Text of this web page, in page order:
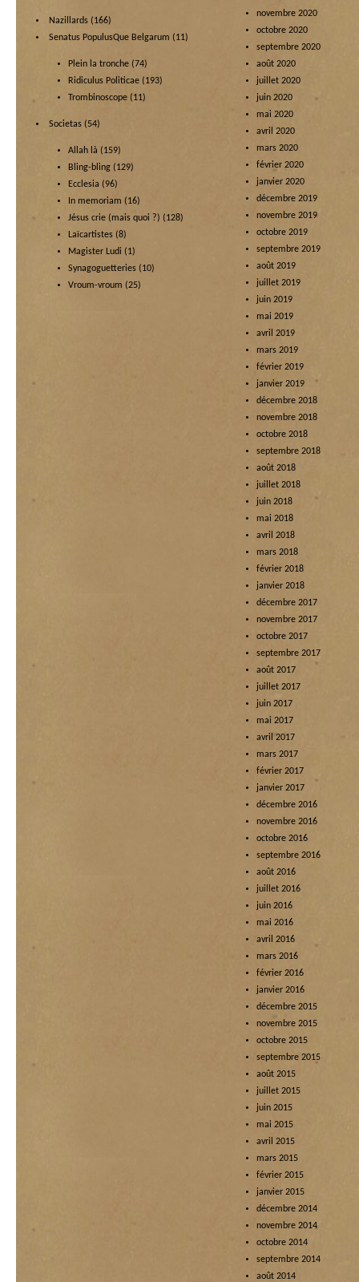
Nazillards (166)
Senatus PopulusQue Belgarum (11)
Plein la tronche (74)
Ridiculus Politicae (193)
Trombinoscope (11)
Societas (54)
Allah là (159)
Bling-bling (129)
Ecclesia (96)
In memoriam (16)
Jésus crie (mais quoi ?) (128)
Laïcartistes (8)
Magister Ludi (1)
Synagoguetteries (10)
Vroum-vroum (25)
novembre 2020
octobre 2020
septembre 2020
août 2020
juillet 2020
juin 2020
mai 2020
avril 2020
mars 2020
février 2020
janvier 2020
décembre 2019
novembre 2019
octobre 2019
septembre 2019
août 2019
juillet 2019
juin 2019
mai 2019
avril 2019
mars 2019
février 2019
janvier 2019
décembre 2018
novembre 2018
octobre 2018
septembre 2018
août 2018
juillet 2018
juin 2018
mai 2018
avril 2018
mars 2018
février 2018
janvier 2018
décembre 2017
novembre 2017
octobre 2017
septembre 2017
août 2017
juillet 2017
juin 2017
mai 2017
avril 2017
mars 2017
février 2017
janvier 2017
décembre 2016
novembre 2016
octobre 2016
septembre 2016
août 2016
juillet 2016
juin 2016
mai 2016
avril 2016
mars 2016
février 2016
janvier 2016
décembre 2015
novembre 2015
octobre 2015
septembre 2015
août 2015
juillet 2015
juin 2015
mai 2015
avril 2015
mars 2015
février 2015
janvier 2015
décembre 2014
novembre 2014
octobre 2014
septembre 2014
août 2014